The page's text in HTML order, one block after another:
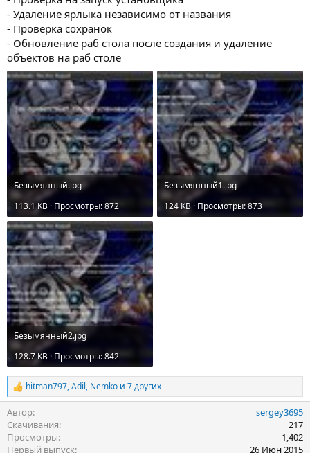
- Удаление ярлыка независимо от названия
- Проверка сохранок
- Обновление раб стола после создания и удаление
объектов на раб столе
Безымянный.jpg
113.1 KB · Просмотры: 872
Безымянный1.jpg
124 KB · Просмотры: 873
Безымянный2.jpg
128.7 KB · Просмотры: 842
Р
е
а
к
ц
и
hitman797,Adil, Nemko и 7 других
Автор
sergey3695
Скачивания
217
Просмотры
1,402
Первый выпуск
26 Июн 2015